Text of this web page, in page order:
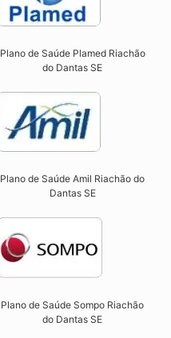
Plano de Saúde Plamed Riachão
do Dantas SE​
Plano de Saúde Amil Riachão do
Dantas SE
Plano de Saúde Sompo Riachão
do Dantas SE​